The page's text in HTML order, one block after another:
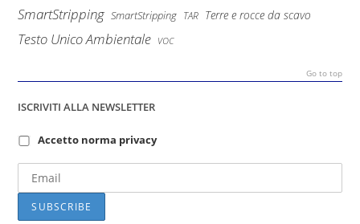
SmartStripping SmartStripping TAR Terre e rocce da scavo
Testo Unico Ambientale VOC
Go to top
ISCRIVITI ALLA NEWSLETTER
Accetto norma privacy